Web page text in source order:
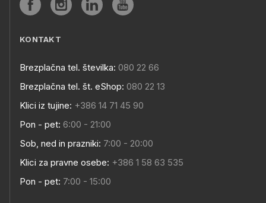
KONTAKT
Brezplačna tel. številka: 080 22 66
Brezplačna tel. št. eShop: 080 22 13
Klici iz tujine: +386 14 71 45 90
Pon - pet: 6:00 - 21:00
Sob, ned in prazniki: 7:00 - 20:00
Klici za pravne osebe: +386 1 58 63 535
Pon - pet: 7:00 - 15:00